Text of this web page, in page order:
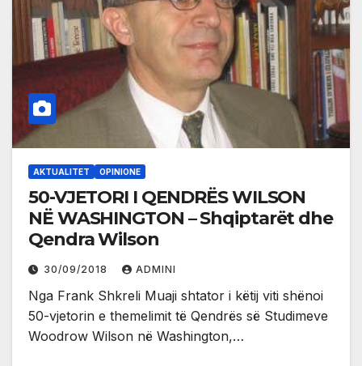
AKTUALITET OPINIONE
50-VJETORI I QENDRËS WILSON
NË WASHINGTON – Shqiptarët dhe
Qendra Wilson
30/09/2018 ADMINI
Nga Frank Shkreli Muaji shtator i këtij viti shënoi
50-vjetorin e themelimit të Qendrës së Studimeve
Woodrow Wilson në Washington,…